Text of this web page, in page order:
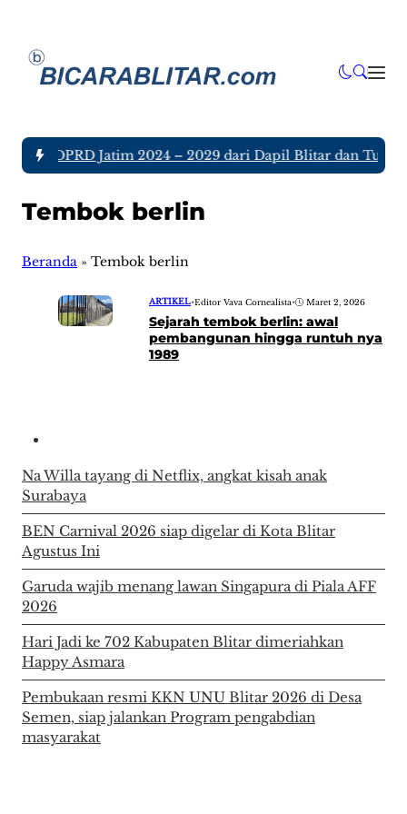
DPRD Jatim 2024 – 2029 dari Dapil Blitar dan
Tembok berlin
Beranda » Tembok berlin
ARTIKEL•Editor Vava Cornealista• Maret 2, 2026
Sejarah tembok berlin: awal
pembangunan hingga runtuh nya
1989
Na Willa tayang di Netflix, angkat kisah anak
Surabaya
BEN Carnival 2026 siap digelar di Kota Blitar
Agustus Ini
Garuda wajib menang lawan Singapura di Piala AFF
2026
Hari Jadi ke 702 Kabupaten Blitar dimeriahkan
Happy Asmara
Pembukaan resmi KKN UNU Blitar 2026 di Desa
Semen, siap jalankan Program pengabdian
masyarakat